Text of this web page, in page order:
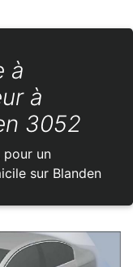
à
à
3052
pour un
sur Blanden